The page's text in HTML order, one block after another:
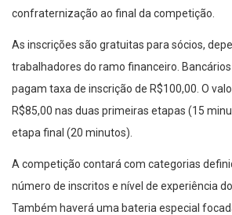
confraternização ao final da competição.
As inscrições são gratuitas para sócios,
trabalhadores do ramo financeiro.
pagam taxa de inscrição de R$100,00. O
R$85,00 nas duas primeiras etapas (15
etapa final (20 minutos).
A competição contará com categorias
número de inscritos e nível de experiência
Também haverá uma bateria especial